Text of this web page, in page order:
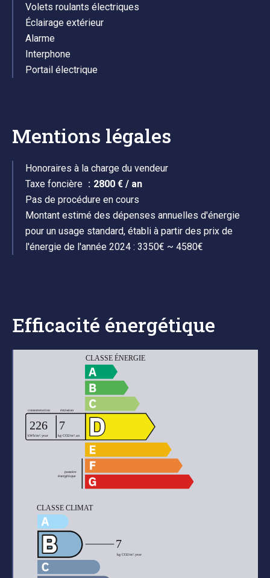
Volets roulants électriques
Éclairage extérieur
Alarme
Interphone
Portail électrique
Mentions légales
Honoraires à la charge du vendeur
Taxe foncière
2800 € / an
Pas de procédure en cours
Montant estimé des dépenses annuelles d'énergie
pour un usage standard, établi à partir des prix de
l'énergie de l'année 2024 : 3350€ ~ 4580€
Efficacité énergétique